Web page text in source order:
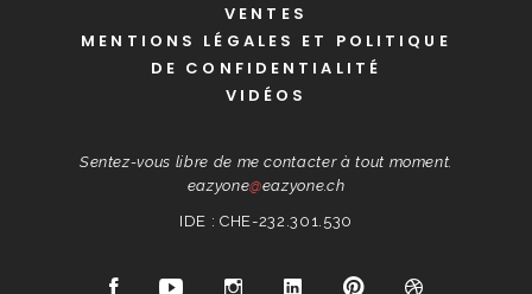
VENTES
MENTIONS LÉGALES ET POLITIQUE
DE CONFIDENTIALITÉ
VIDÉOS
Sentez-vous libre de me contacter à tout moment.
eazyone@eazyone.ch
IDE : CHE-232.301.530